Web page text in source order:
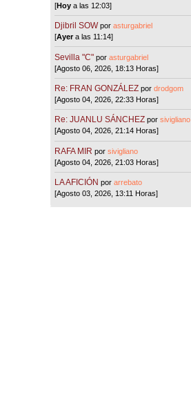
[Hoy a las 12:03]
Djibril SOW porasturgabriel
[Ayera las 11:14]
Sevilla "C"porasturgabriel
[Agosto 06, 2026, 18:13 Horas]
Re: FRAN GONZÁLEZ pordrodgom
[Agosto 04, 2026, 22:33 Horas]
Re: JUANLU SÁNCHEZ porsivigliano
[Agosto 04, 2026, 21:14 Horas]
RAFA MIR porsivigliano
[Agosto 04, 2026, 21:03 Horas]
LA AFICIÓN porarrebato
[Agosto 03, 2026, 13:11 Horas]